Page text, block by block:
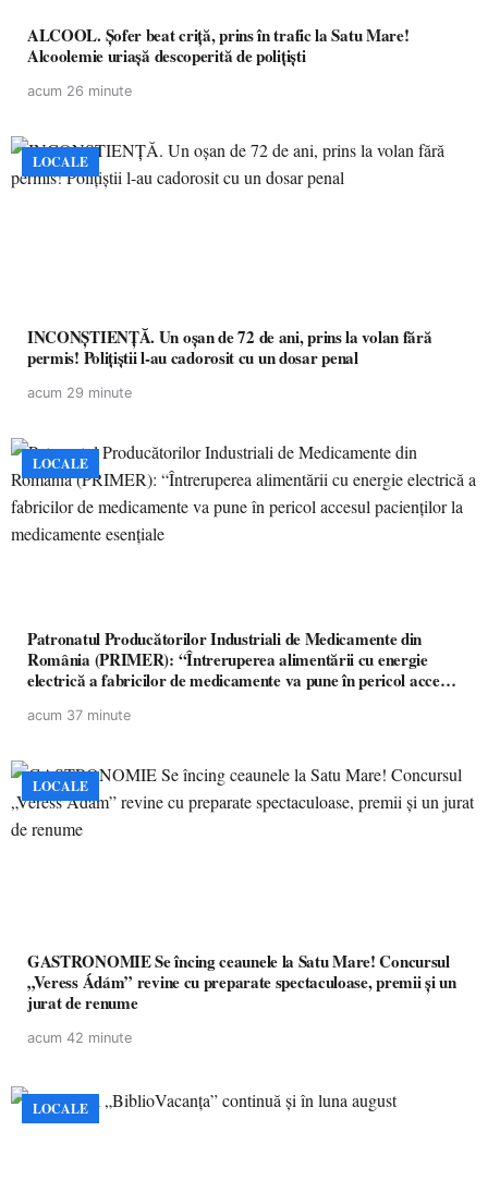
ALCOOL. Șofer beat criță, prins în trafic la Satu Mare!
Alcoolemie uriașă descoperită de polițiști
acum 26 minute
LOCALE
INCONȘTIENȚĂ. Un oșan de 72 de ani, prins la volan fără
permis! Polițiștii l-au cadorosit cu un dosar penal
acum 29 minute
LOCALE
Patronatul Producătorilor Industriali de Medicamente din
România (PRIMER): “Întreruperea alimentării cu energie
electrică a fabricilor de medicamente va pune în pericol accesul
acum 37 minute
LOCALE
GASTRONOMIE Se încing ceaunele la Satu Mare! Concursul
„Veress Ádám” revine cu preparate spectaculoase, premii și un
jurat de renume
acum 42 minute
LOCALE